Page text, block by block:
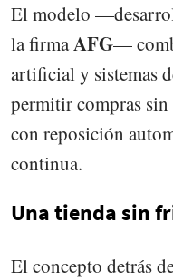
El modelo
la firmaAFG—
artificial y sistemas
permitir compras
con reposición
continua.
Una tienda sin
El concepto detrás